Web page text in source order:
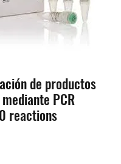
de productos
PCR
reactions